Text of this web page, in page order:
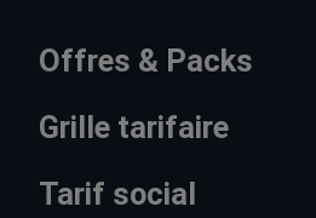
Offres & Packs
Grille tarifaire
Tarif social